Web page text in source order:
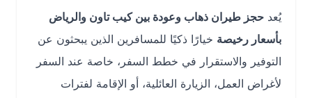
حجز طيران ذهاب وعودة بين كيب تاون والرياض
بأسعار رخيصة خيارًا ذكيًا للمسافرين الذين يبحثون عن
التوفير والاستقرار في خطط السفر، خاصة عند السفر
لأغراض العمل، الزيارة العائلية، أو الإقامة لفترات